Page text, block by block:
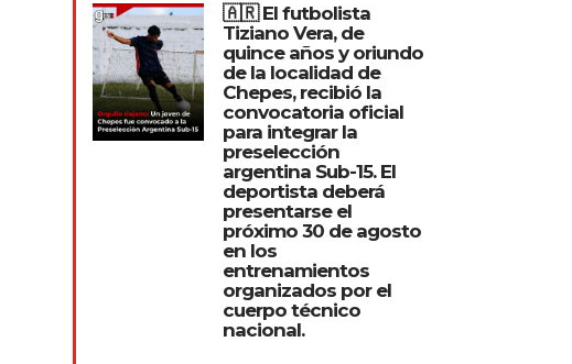
🇦🇷 El futbolista
Tiziano Vera, de
quince años y oriundo
de la localidad de
Chepes, recibió la
convocatoria oficial
para integrar la
preselección
argentina Sub-15. El
deportista deberá
presentarse el
próximo 30 de agosto
en los
entrenamientos
organizados por el
cuerpo técnico
nacional.